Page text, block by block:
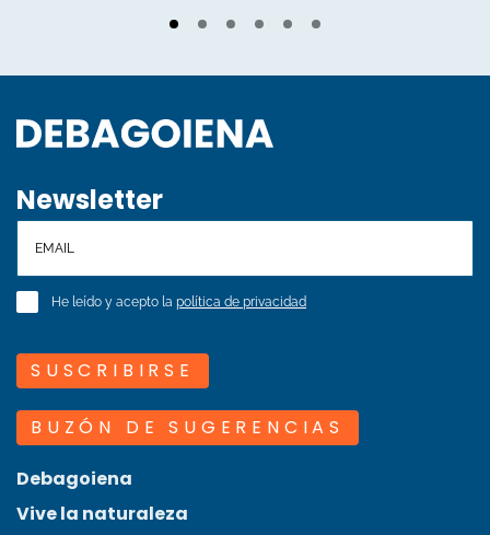
Newsletter
He leído y acepto la política de privacidad
SUSCRIBIRSE
BUZÓN DE SUGERENCIAS
Debagoiena
Vive la naturaleza